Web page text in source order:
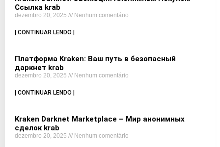
Ссылка krab
dezembro 20, 2025 Nenhum comentário
| CONTINUAR LENDO |
Платформа Kraken: Ваш путь в безопасный
даркнет krab
dezembro 20, 2025 Nenhum comentário
| CONTINUAR LENDO |
Kraken Darknet Marketplace – Мир анонимных
сделок krab
dezembro 20, 2025 Nenhum comentário